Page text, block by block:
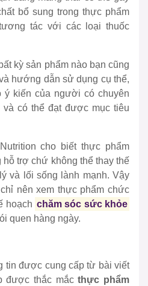
bổ sung trong thực phẩm
tác với các loại thuốc
kỳ sản phẩm nào bạn cũng
hướng dẫn sử dụng cụ thể,
ý kiến của người có chuyên
và có thể đạt được mục tiêu
cho biết thực phẩm
trợ chứ không thể thay thế
và lối sống lành mạnh. Vậy
nên xem thực phẩm chức
hoạch chăm sóc sức khỏe
quen hàng ngày.
tin được cung cấp từ bài viết
được thắc mắcthực phẩm